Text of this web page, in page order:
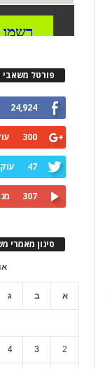
פורטל
24,924
300
47
307
סינון מאמרי
א ב ג
2
3
4